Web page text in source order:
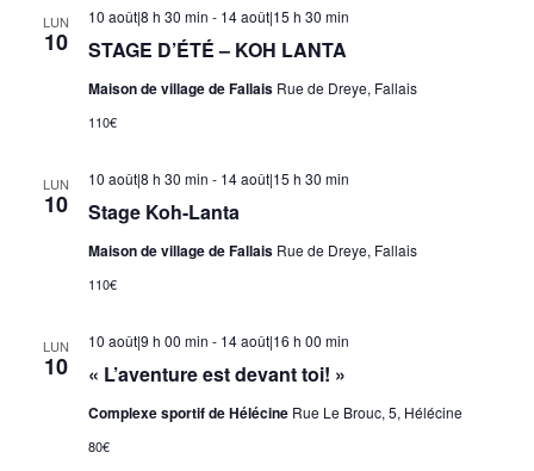
LUN
10 STAGE D’ÉTÉ – KOH LANTA
10 août|8 h 30 min - 14 août|15 h 30 min
Maison de village de Fallais Rue de Dreye, Fallais
110€
LUN
10 Stage Koh-Lanta
10 août|8 h 30 min - 14 août|15 h 30 min
Maison de village de Fallais Rue de Dreye, Fallais
110€
LUN
10 « L’aventure est devant toi! »
10 août|9 h 00 min - 14 août|16 h 00 min
Complexe sportif de Hélécine Rue Le Brouc, 5, Hélécine
80€